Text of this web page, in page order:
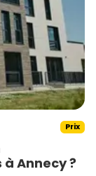
Prix
Annecy ?